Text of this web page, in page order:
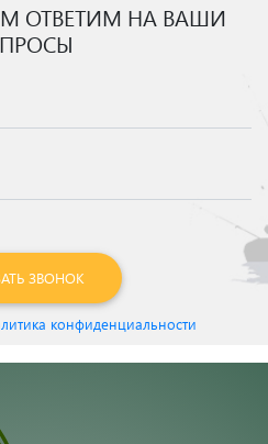
ОТВЕТИМ НА ВАШИ
ЗВОНОК
конфиденциальности